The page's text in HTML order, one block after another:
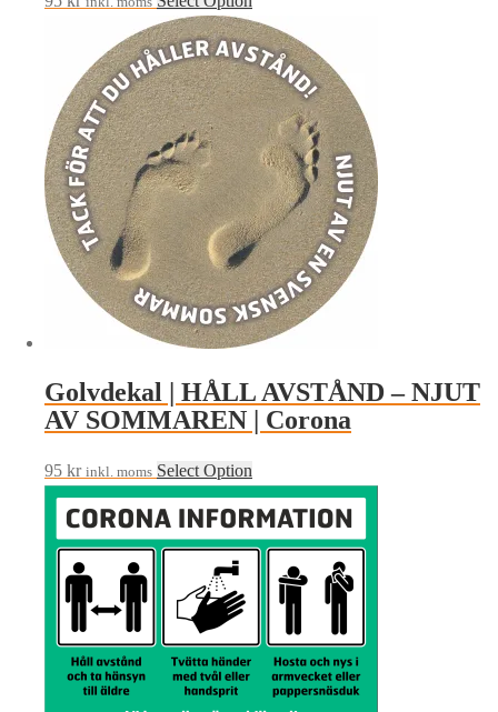
Golvdekal | HÅLL AVSTÅND – NJUT
AV SOMMAREN | Corona
95 kr inkl. moms Select Option